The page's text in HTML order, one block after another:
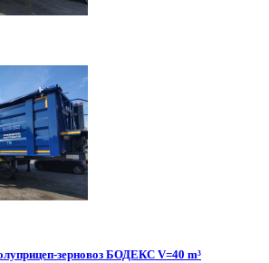
зерновоз БОДЕКС V=40 m³